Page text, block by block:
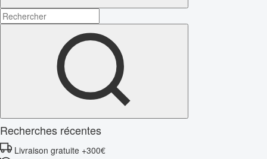
Recherches récentes
Livraison gratuite +300€